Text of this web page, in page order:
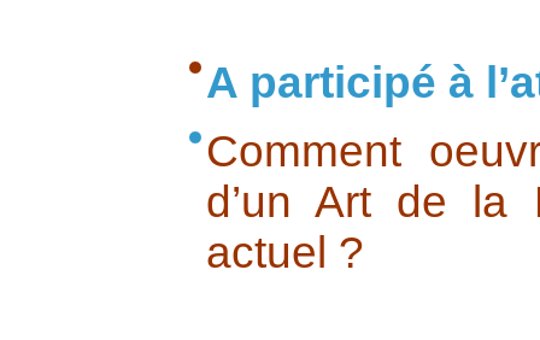
A participé à
Comment
d’un Art de la
actuel ?